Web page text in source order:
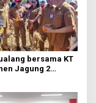
bersama KT
Jagung 2